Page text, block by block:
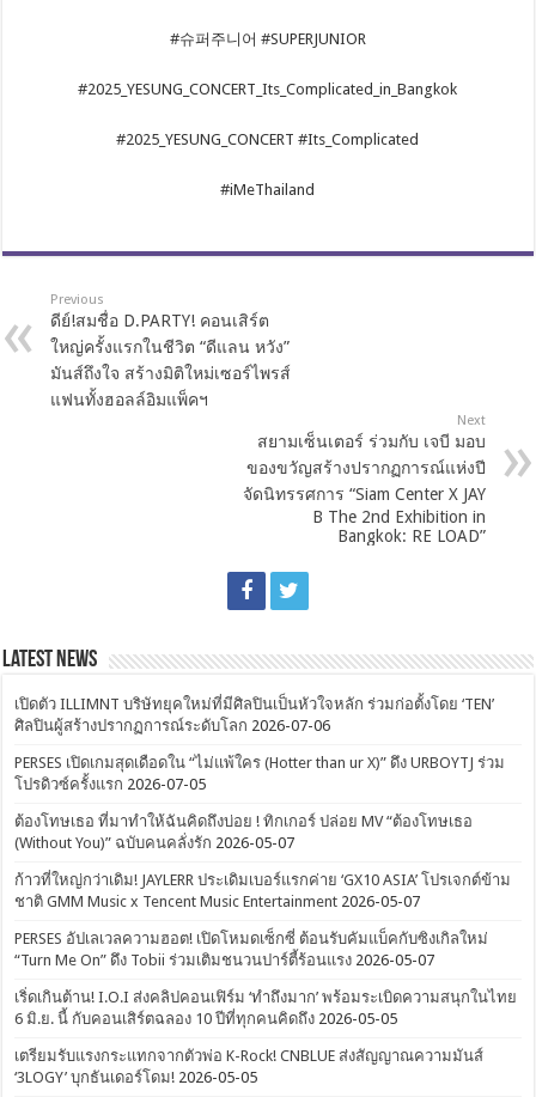
#슈퍼주니어 #SUPERJUNIOR
#2025_YESUNG_CONCERT_Its_Complicated_in_Bangkok
#2025_YESUNG_CONCERT #Its_Complicated
#iMeThailand
Previous
ดีย์!สมชื่อ D.PARTY! คอนเสิร์ต
ใหญ่ครั้งแรกในชีวิต “ดีแลน หวัง”
มันส์ถึงใจ สร้างมิติใหม่เซอร์ไพรส์
แฟนทั้งฮอลล์อิมแพ็คฯ
Next
สยามเซ็นเตอร์ ร่วมกับ เจบี มอบ
ของขวัญสร้างปรากฏการณ์แห่งปี
จัดนิทรรศการ “Siam Center X JAY
B The 2nd Exhibition in
Bangkok: RE LOAD”
Latest News
เปิดตัว ILLIMNT บริษัทยุคใหม่ที่มีศิลปินเป็นหัวใจหลัก ร่วมก่อตั้งโดย ‘TEN’
ศิลปินผู้สร้างปรากฏการณ์ระดับโลก 2026-07-06
PERSES เปิดเกมสุดเดือดใน “ไม่แพ้ใคร (Hotter than ur X)” ดึง URBOYTJ ร่วม
โปรดิวซ์ครั้งแรก 2026-07-05
ต้องโทษเธอ ที่มาทำให้ฉันคิดถึงบ่อย ! ทิกเกอร์ ปล่อย MV “ต้องโทษเธอ
(Without You)” ฉบับคนคลั่งรัก 2026-05-07
ก้าวที่ใหญ่กว่าเดิม! JAYLERR ประเดิมเบอร์แรกค่าย ‘GX10 ASIA’ โปรเจกต์ข้าม
ชาติ GMM Music x Tencent Music Entertainment 2026-05-07
PERSES อัปเลเวลความฮอต! เปิดโหมดเซ็กซี่ ต้อนรับคัมแบ็คกับซิงเกิลใหม่
“Turn Me On” ดึง Tobii ร่วมเติมชนวนปาร์ตี้ร้อนแรง 2026-05-07
เริ่ดเกินต้าน! I.O.I ส่งคลิปคอนเฟิร์ม ‘ทำถึงมาก’ พร้อมระเบิดความสนุกในไทย
6 มิ.ย. นี้ กับคอนเสิร์ตฉลอง 10 ปีที่ทุกคนคิดถึง 2026-05-05
เตรียมรับแรงกระแทกจากตัวพ่อ K-Rock! CNBLUE ส่งสัญญาณความมันส์
‘3LOGY’ บุกธันเดอร์โดม! 2026-05-05